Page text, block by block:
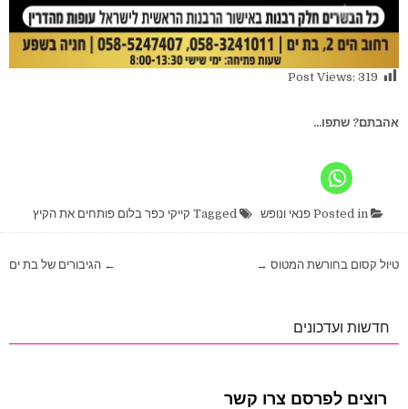
Post Views: 319
אהבתם? שתפו...
פנאי ונופש קייקי כפר בלום פותחים את הקיץ
ניווט ← הגיבורים של בת ים טיול קסום בחורשת המטוס →
חדשות ועדכונים
רוצים לפרסם צרו קשר